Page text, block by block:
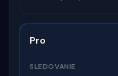
Pro
SLEDOVANIE